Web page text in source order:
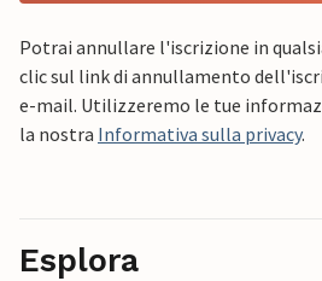
Potrai annullare l'iscrizione in
clic sul link di annullamento
e-mail. Utilizzeremo le tue
la nostra Informativa sulla privacy.
Esplora